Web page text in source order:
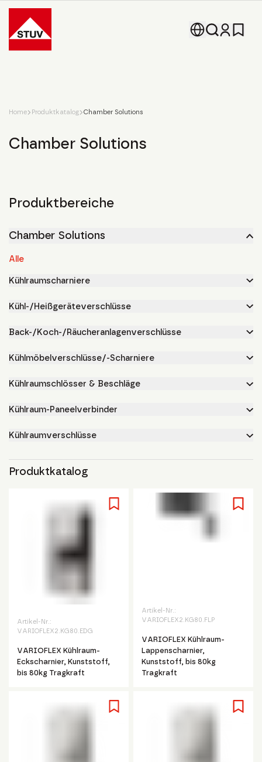
Go To the Homepage
Home Produktkatalog Chamber Solutions
Chamber Solutions
Produktbereiche
Chamber Solutions
Alle
Kühlraumscharniere
Kühl-/Heißgeräteverschlüsse
Back-/Koch-/Räucheranlagenverschlüsse
Kühlmöbelverschlüsse/-Scharniere
Kühlraumschlösser & Beschläge
Kühlraum-Paneelverbinder
Kühlraumverschlüsse
Produktkatalog
Artikel-Nr.:
VARIOFLEX2.KG80.EDG
VARIOFLEX Kühlraum-
Eckscharnier, Kunststoff,
bis 80kg Tragkraft
Artikel-Nr.:
VARIOFLEX2.KG80.FLP
VARIOFLEX Kühlraum-
Lappenscharnier,
Kunststoff, bis 80kg
Tragkraft